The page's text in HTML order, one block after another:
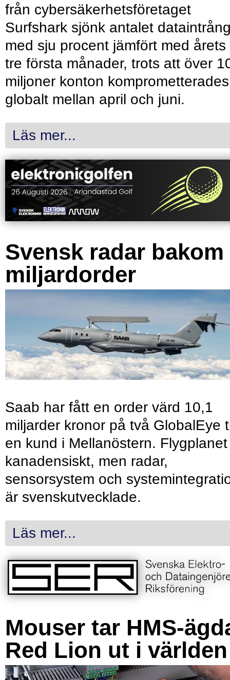
från cybersäkerhetsföretaget
Surfshark sjönk antalet
med sju procent jämfört med årets
tre första månader, trots att över
miljoner konton komprometterades
globalt mellan april och juni.
Läs mer...
Svensk radar bakom
miljardorder
Saab har fått en order värd 10,1
miljarder kronor på två GlobalEye
en kund i Mellanöstern.
kanadensiskt, men radar,
sensorsystem och
är svenskutvecklade.
Läs mer...
Mouser tar HMS-
Red Lion ut i världen